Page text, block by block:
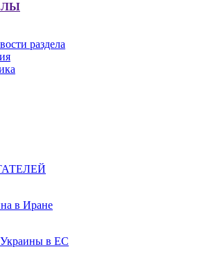
раздела
в Иране
в ЕС